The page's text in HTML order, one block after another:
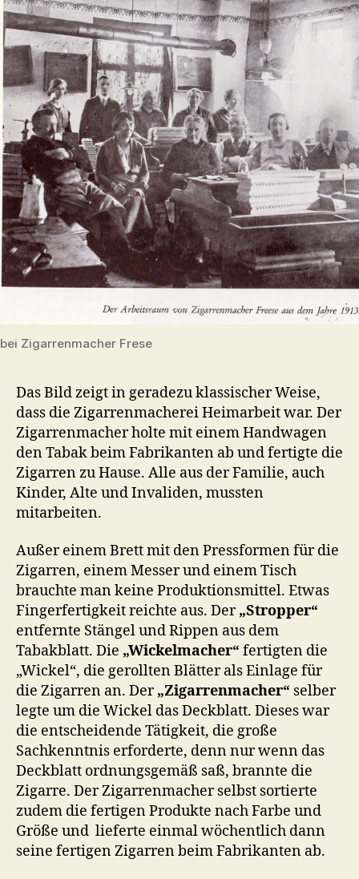
bei Zigarrenmacher Frese
Das Bild zeigt in geradezu klassischer Weise,
dass die Zigarrenmacherei Heimarbeit war. Der
Zigarrenmacher holte mit einem Handwagen
den Tabak beim Fabrikanten ab und fertigte die
Zigarren zu Hause. Alle aus der Familie, auch
Kinder, Alte und Invaliden, mussten
mitarbeiten.
Außer einem Brett mit den Pressformen für die
Zigarren, einem Messer und einem Tisch
brauchte man keine Produktionsmittel. Etwas
Fingerfertigkeit reichte aus. Der„Stropper“
entfernte Stängel und Rippen aus dem
Tabakblatt. Die „Wickelmacher“ fertigten die
„Wickel“, die gerollten Blätter als Einlage für
die Zigarren an. Der„Zigarrenmacher“ selber
legte um die Wickel das Deckblatt. Dieses war
die entscheidende Tätigkeit, die große
Sachkenntnis erforderte, denn nur wenn das
Deckblatt ordnungsgemäß saß, brannte die
Zigarre. Der Zigarrenmacher selbst sortierte
zudem die fertigen Produkte nach Farbe und
Größe und lieferte einmal wöchentlich dann
seine fertigen Zigarren beim Fabrikanten ab.